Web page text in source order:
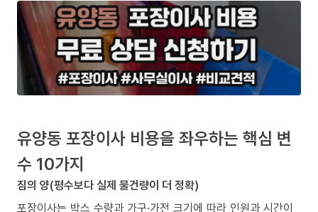
유양동 포장이사 비용을 좌우하는 핵심 변
수 10가지
짐의 양(평수보다 실제 물건량이 더 정확)
포장이사는 박스 수량과 가구·가전 크기에 따라 인원과 시간이